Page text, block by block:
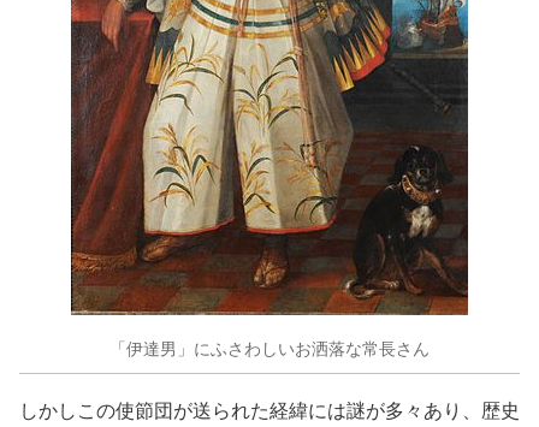
「伊達男」にふさわしいお洒落な常長さん
しかしこの使節団が送られた経緯には謎が多々あり、歴史